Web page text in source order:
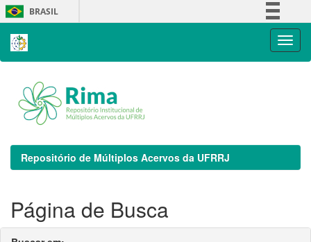
Skip
navigation
BRASIL
Repositório de Múltiplos Acervos da UFRRJ
Página de Busca